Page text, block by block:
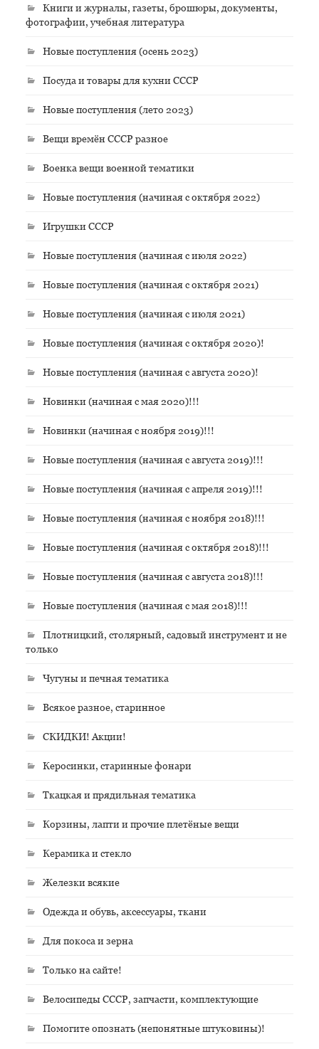
Книги и журналы, газеты, брошюры, документы,
фотографии, учебная литература
Новые поступления (осень 2023)
Посуда и товары для кухни СССР
Новые поступления (лето 2023)
Вещи времён СССР разное
Военка вещи военной тематики
Новые поступления (начиная с октября 2022)
Игрушки СССР
Новые поступления (начиная с июля 2022)
Новые поступления (начиная с октября 2021)
Новые поступления (начиная с июля 2021)
Новые поступления (начиная с октября 2020)!
Новые поступления (начиная с августа 2020)!
Новинки (начиная с мая 2020)!!!
Новинки (начиная с ноября 2019)!!!
Новые поступления (начиная с августа 2019)!!!
Новые поступления (начиная с апреля 2019)!!!
Новые поступления (начиная с ноября 2018)!!!
Новые поступления (начиная с октября 2018)!!!
Новые поступления (начиная с августа 2018)!!!
Новые поступления (начиная с мая 2018)!!!
Плотницкий, столярный, садовый инструмент и не
только
Чугуны и печная тематика
Всякое разное, старинное
СКИДКИ! Акции!
Керосинки, старинные фонари
Ткацкая и прядильная тематика
Корзины, лапти и прочие плетёные вещи
Керамика и стекло
Железки всякие
Одежда и обувь, аксессуары, ткани
Для покоса и зерна
Только на сайте!
Велосипеды СССР, запчасти, комплектующие
Помогите опознать (непонятные штуковины)!